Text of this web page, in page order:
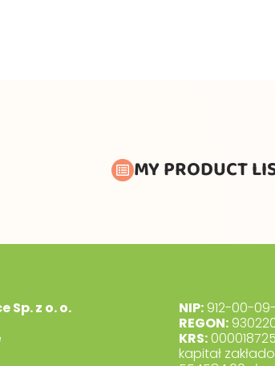
MY PRODUCT
Sp. z o. o.
NIP: 912-00-
REGON:
KRS:
kapitał